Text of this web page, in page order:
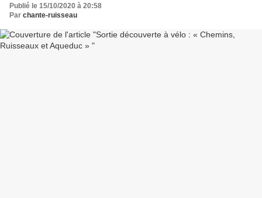
Publié le 15/10/2020 à 20:58
Par chante-ruisseau